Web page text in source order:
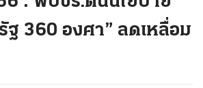
ฐ 360 องศา” ลดเหลื่อม